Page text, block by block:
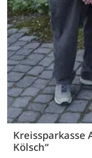
Kreissparkasse
Kölsch“